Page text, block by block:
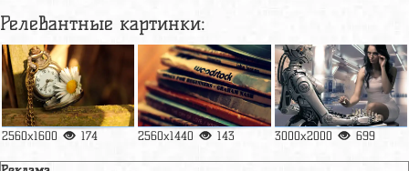
Релевантные картинки:
2560x1600 174 2560x1440 143 3000x2000 699